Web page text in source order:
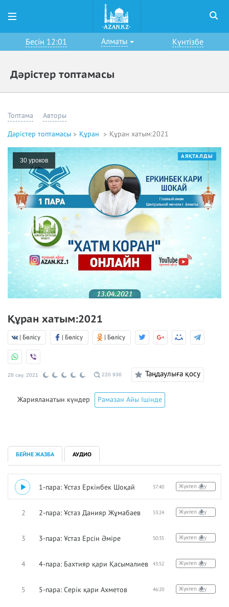
Бесін 12:01 Алматы Күнтізбе
Дәрістер топтамасы
Топтама Авторы
Дәрістер топтамасы Құран Құран хатым:2021
АЯҚТАЛДЫ
30 уроков
Құран хатым:2021
| Бөлісу | Бөлісу | Бөлісу
28 сәу. 2021 220 936 Таңдаулыға қосу
Жарияланатын күндер Рамазан Айы Ішінде
БЕЙНЕ ЖАЗБА АУДИО
Жүктеп алу
57:40
1 1-пара: Ұстаз Еркінбек Шоқай
Жүктеп алу
53:24
2 2-пара: Ұстаз Данияр Жұмабаев
Жүктеп алу
50:35
3 3-пара: Ұстаз Ерсін Әміре
Жүктеп алу
43:52
4 4-пара: Бахтияр қари Қасымалиев
Жүктеп алу
46:20
5 5-пара: Серік қари Ахметов